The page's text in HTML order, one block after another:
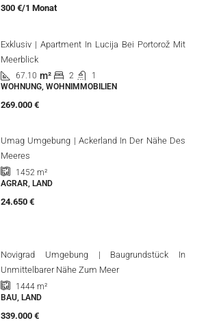
300 €/1 Monat
Exklusiv | Apartment In Lucija Bei Portorož Mit
Meerblick
67.10 m² 2
1
WOHNUNG, WOHNIMMOBILIEN
269.000 €
Umag Umgebung | Ackerland In Der Nähe Des
Meeres
1452 m²
AGRAR, LAND
24.650 €
Novigrad Umgebung | Baugrundstück In
Unmittelbarer Nähe Zum Meer
1444 m²
BAU, LAND
339.000 €